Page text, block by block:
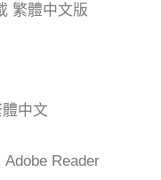
繁體中文版
中文
Reader